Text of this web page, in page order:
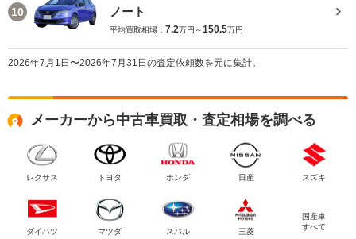
10 ノート
平均買取相場： 7.2万円～150.5万円
2026年7月1日〜2026年7月31日の査定依頼数を元に集計。
メーカーから中古車買取・査定相場を調べる
レクサス トヨタ ホンダ 日産 スズキ
ダイハツ マツダ スバル 三菱
国産車
すべて